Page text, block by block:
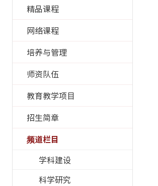
精品课程
网络课程
培养与管理
师资队伍
教育教学项目
招生简章
频道栏目
学科建设
科学研究